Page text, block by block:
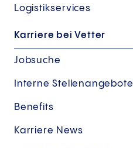
Logistikservices
Karriere bei Vetter
Jobsuche
Interne Stellenangebote
Benefits
Karriere News